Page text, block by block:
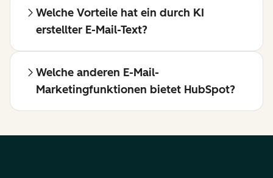
Welche Vorteile hat ein durch KI
erstellter E-Mail-Text?
Welche anderen E-Mail-
Marketingfunktionen bietet HubSpot?